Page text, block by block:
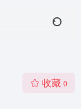
收藏 0